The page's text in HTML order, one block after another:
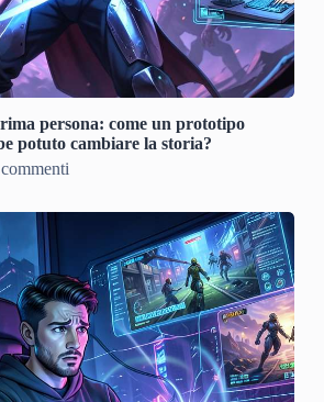
persona: come un prototipo
potuto cambiare la storia?